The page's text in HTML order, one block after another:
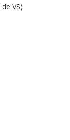
VS)